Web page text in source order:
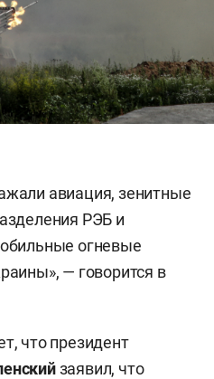
авиация, зенитные
РЭБ и
огневые
— говорится в
что президент
заявил, что